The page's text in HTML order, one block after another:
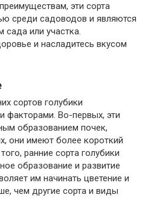
эти сорта
среди садоводов и являются
или участка.
и насладитесь вкусом
сортов голубики
факторами. Во-первых, эти
образованием почек,
они имеют более короткий
ранние сорта голубики
образование и развитие
им начинать цветение и
чем другие сорта и виды